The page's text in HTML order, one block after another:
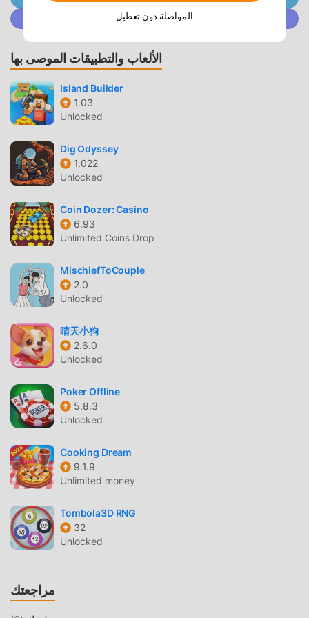
Toonydoll باعتبارها لعبة شائعة جدًا casual مؤخرًا ، اكتسبت الكثير
من المعجبين في جميع أنحاء العالم الذين يحبون ألعاب casual. إذا
كنت ترغب في تنزيل هذه اللعبة ، كأكبر موقع لتنزيل الألعاب المجانية
APK في العالم - moddroid هو خيارك الأفضل. لا يوفر لك
moddroid أحدث إصدار من Toonydoll 1.2.0 مجانًا ، ولكنه يوفر
أيضًا Free Shopping mod مجانًا ، مما يساعدك على حفظ المهام
الميكانيكية المتكررة في اللعبة ، حتى تتمكن من التركيز على
ومتاح ومجاني للتثبيت. فقط قم بتنزيل عميل moddroid ، يمكنك
تنزيل وتثبيت Toonydoll 1.2.0 بنقرة واحدة. ماذا تنتظر ، قم بتنزيل
الفريدة في كسب عدد كبير من المعجبين حول العالم. على عكس
الألعاب التقليدية casual ، في Toonydoll ، ما عليك سوى متابعة
البرنامج التعليمي للمبتدئين ، بحيث يمكنك بسهولة بدء اللعبة بأكملها
والاستمتاع بالبهجة التي توفرها فئة الألعاب الكلاسيكية casual
الألعاب Toonydoll 1.2.0. في الوقت نفسه ، قامت moddroid ببناء
منصة خاصة لعشاق الألعاب casual ، مما يتيح لك التواصل
والمشاركة مع جميع عشاق الألعاب casual من جميع أنحاء العالم ،
ماذا تنتظر ، انضم إلى moddroid و استمتع بلعبة casual مع كل
مثل الألعاب التقليدية casual ، تتميز Toonydoll بأسلوب فني فريد ،
كما أن رسوماتها وخرائطها وشخصياتها عالية الجودة تجعل
الألعاب التقليدية casual ، اعتمدت Toonydoll 1.2.0 محركًا افتراضيًا
محدثًا وأجرى ترقيات جريئة. مع المزيد من التكنولوجيا المتقدمة ، تم
تحسين تجربة الشاشة للعبة بشكل كبير. مع الاحتفاظ بالنمط الأصلي
على التكيف الممتازة ، مما يضمن أن جميع عشاق اللعبة casual
الألعاب والتطبيقات الموصى بها
Island Builder
1.03
Unlocked
Dig Odyssey
1.022
Unlocked
Coin Dozer: Casino
6.93
Unlimited Coins Drop
MischiefToCouple
2.0
Unlocked
晴天小狗
2.6.0
Unlocked
Poker Offline
5.8.3
Unlocked
Cooking Dream
9.1.9
Unlimited money
Tombola3D RNG
32
Unlocked
مراجعتك
المواصلة دون تعطيل